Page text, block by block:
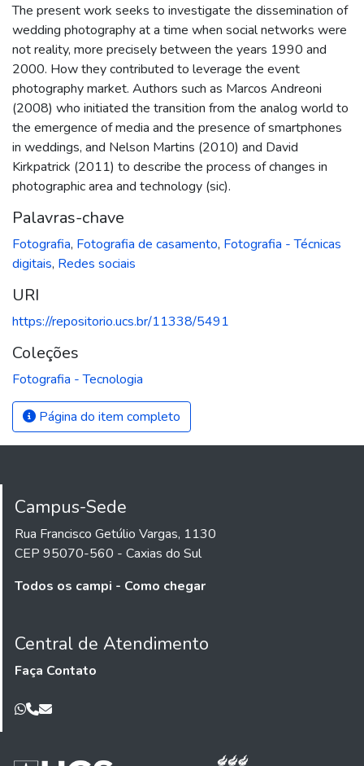
The present work seeks to investigate the dissemination of
wedding photography at a time when social networks were
not reality, more precisely between the years 1990 and
2000. How they contributed to leverage the event
photography market. Authors such as Marcos Andreoni
(2008) who initiated the transition from the analog world to
the emergence of media and the presence of smartphones
in weddings, and Nelson Martins (2010) and David
Kirkpatrick (2011) to describe the process of changes in
photographic area and technology (sic).
Palavras-chave
Fotografia, Fotografia de casamento, Fotografia - Técnicas
digitais, Redes sociais
URI
https://repositorio.ucs.br/11338/5491
Coleções
Fotografia - Tecnologia
Página do item completo
Campus-Sede
Rua Francisco Getúlio Vargas, 1130
CEP 95070-560 - Caxias do Sul
Todos os campi - Como chegar
Central de Atendimento
Faça Contato